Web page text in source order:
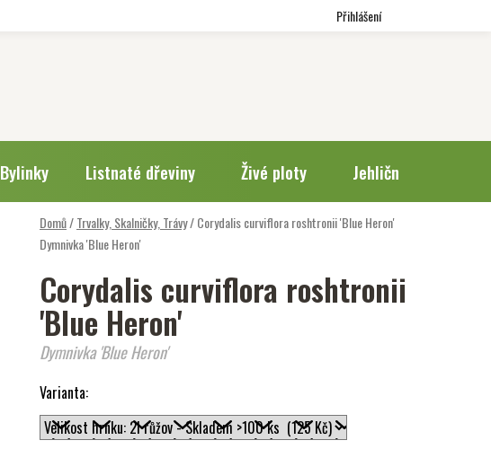
Přihlášení
Bylinky Listnaté dřeviny Živé ploty Jehličnany
Domů/Trvalky, Skalničky, Trávy/Corydalis curviflora roshtronii 'Blue Heron'
Dymnivka 'Blue Heron'
Corydalis curviflora roshtronii
'Blue Heron'
Dymnivka 'Blue Heron'
Varianta: